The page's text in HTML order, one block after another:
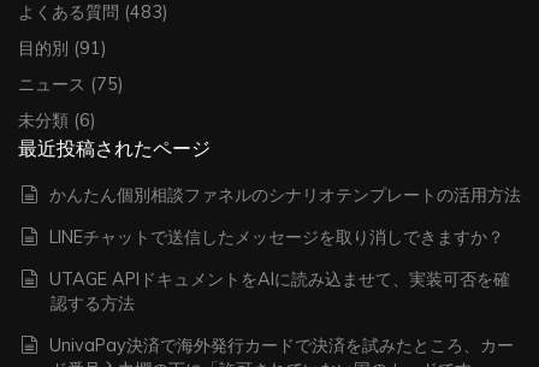
よくある質問 (483)
目的別 (91)
ニュース (75)
未分類 (6)
最近投稿されたページ
かんたん個別相談ファネルのシナリオテンプレートの活用方法
LINEチャットで送信したメッセージを取り消しできますか？
UTAGE APIドキュメントをAIに読み込ませて、実装可否を確
認する方法
UnivaPay決済で海外発行カードで決済を試みたところ、カー